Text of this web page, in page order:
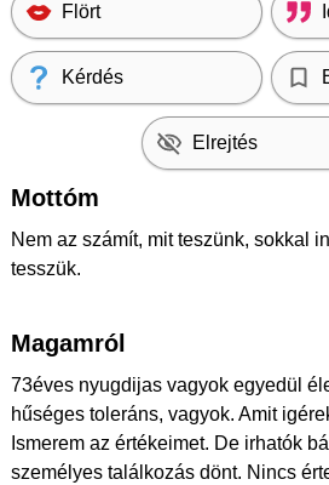
Flört
Kérdés
Elrejtés
Mottóm
Nem az számít, mit teszünk, sokkal
tesszük.
Magamról
73éves nyugdijas vagyok egyedül
hűséges toleráns, vagyok. Amit
Ismerem az értékeimet. De irhatók
személyes találkozás dönt. Nincs